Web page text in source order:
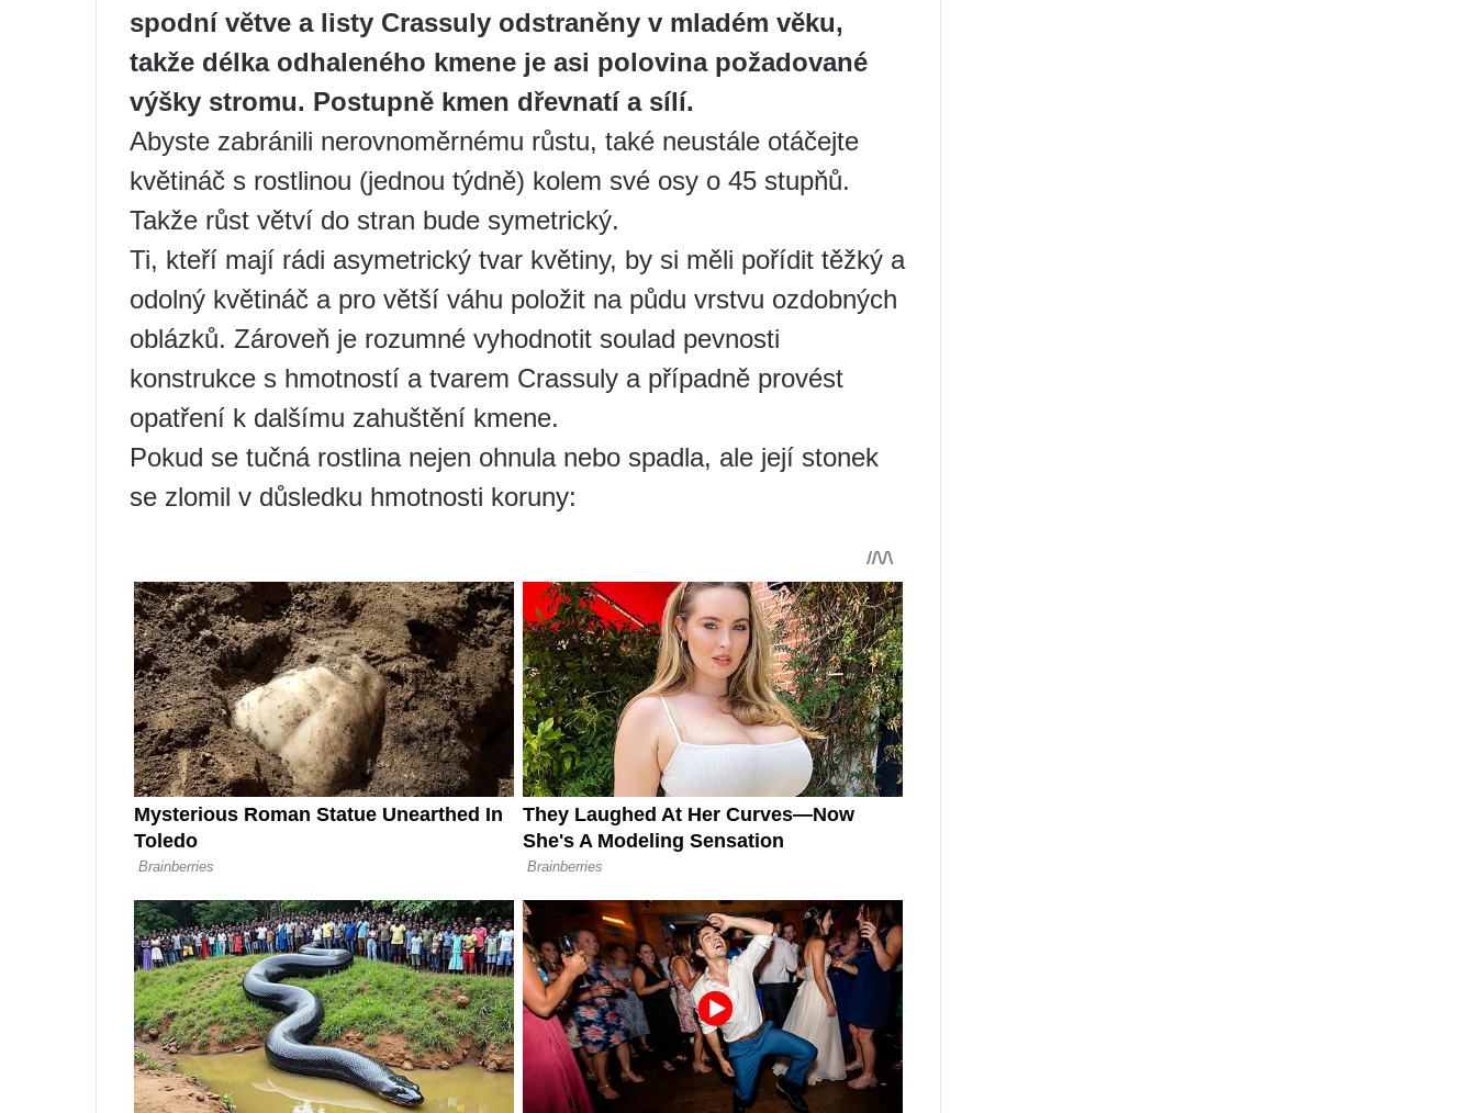
spodní větve a listy Crassuly odstraněny v mladém věku,
takže délka odhaleného kmene je asi polovina požadované
výšky stromu. Postupně kmen dřevnatí a sílí.
Abyste zabránili nerovnoměrnému růstu, také neustále otáčejte
květináč s rostlinou (jednou týdně) kolem své osy o 45 stupňů.
Takže růst větví do stran bude symetrický.
Ti, kteří mají rádi asymetrický tvar květiny, by si měli pořídit těžký a
odolný květináč a pro větší váhu položit na půdu vrstvu ozdobných
oblázků. Zároveň je rozumné vyhodnotit soulad pevnosti
konstrukce s hmotností a tvarem Crassuly a případně provést
opatření k dalšímu zahuštění kmene.
Pokud se tučná rostlina nejen ohnula nebo spadla, ale její stonek
se zlomil v důsledku hmotnosti koruny: